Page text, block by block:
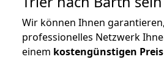
Wir können Ihnen
professionelles Netzwerk
einem kostengünstigen Preis